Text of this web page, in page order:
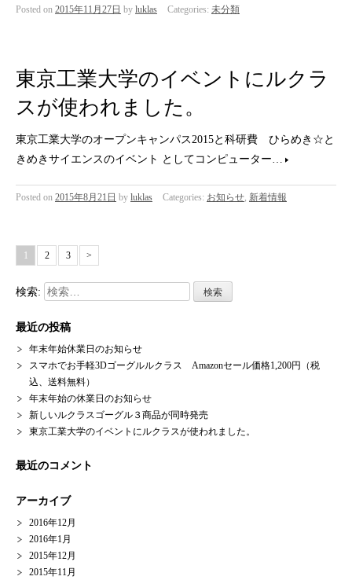
Posted on 2015年11月27日 by luklas Categories: 未分類
東京工業大学のイベントにルクラ
スが使われました。
東京工業大学のオープンキャンパス2015と科研費 ひらめき☆と
きめきサイエンスのイベント としてコンピューター…
Posted on 2015年8月21日 by luklas Categories: お知らせ, 新着情報
1 2 3 >
検索:
最近の投稿
年末年始休業日のお知らせ
スマホでお手軽3Dゴーグルルクラス Amazonセール価格1,200円（税
込、送料無料）
年末年始の休業日のお知らせ
新しいルクラスゴーグル３商品が同時発売
東京工業大学のイベントにルクラスが使われました。
最近のコメント
アーカイブ
2016年12月
2016年1月
2015年12月
2015年11月